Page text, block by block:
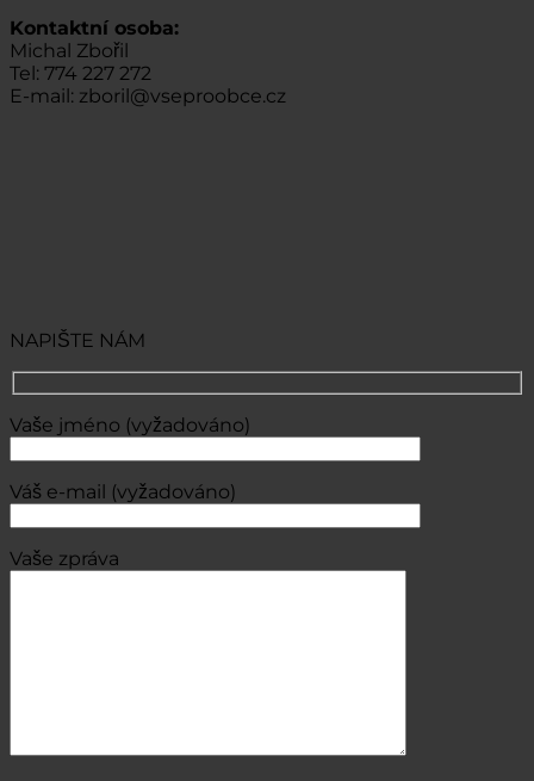
Kontaktní osoba:
Michal Zbořil
Tel: 774 227 272
E-mail: zboril@vseproobce.cz
NAPIŠTE NÁM
Vaše jméno (vyžadováno)
Váš e-mail (vyžadováno)
Vaše zpráva